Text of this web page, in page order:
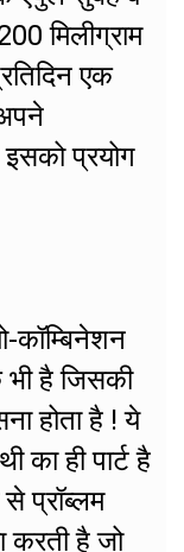
मिलीग्राम
एक
इसको प्रयोग
कॉम्बिनेशन
है जिसकी
होता है ! ये
का ही पार्ट है
प्रॉब्लम
करती है जो